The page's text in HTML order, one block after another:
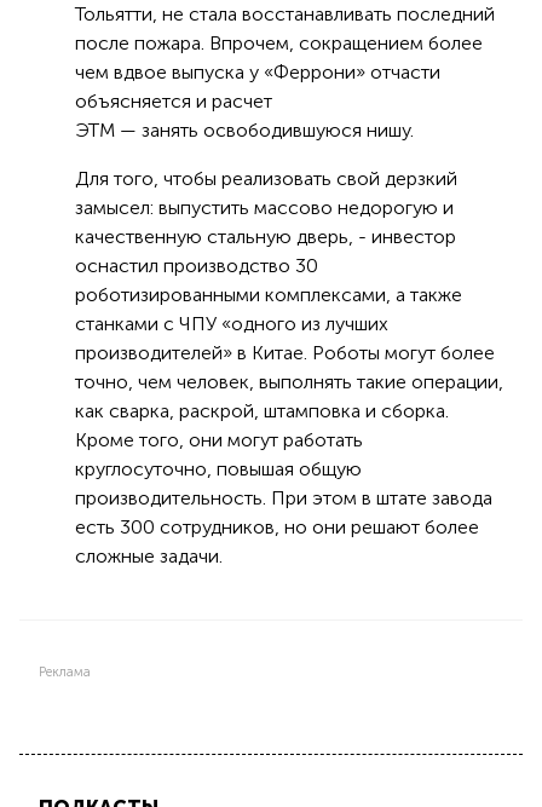
Тольятти, не стала восстанавливать последний
после пожара. Впрочем, сокращением более
чем вдвое выпуска у «Феррони» отчасти
объясняется и расчет
ЭТМ — занять освободившуюся нишу.
Для того, чтобы реализовать свой дерзкий
замысел: выпустить массово недорогую и
качественную стальную дверь, - инвестор
оснастил производство 30
роботизированными комплексами, а также
станками с ЧПУ «одного из лучших
производителей» в Китае. Роботы могут более
точно, чем человек, выполнять такие операции,
как сварка, раскрой, штамповка и сборка.
Кроме того, они могут работать
круглосуточно, повышая общую
производительность. При этом в штате завода
есть 300 сотрудников, но они решают более
сложные задачи.
Реклама